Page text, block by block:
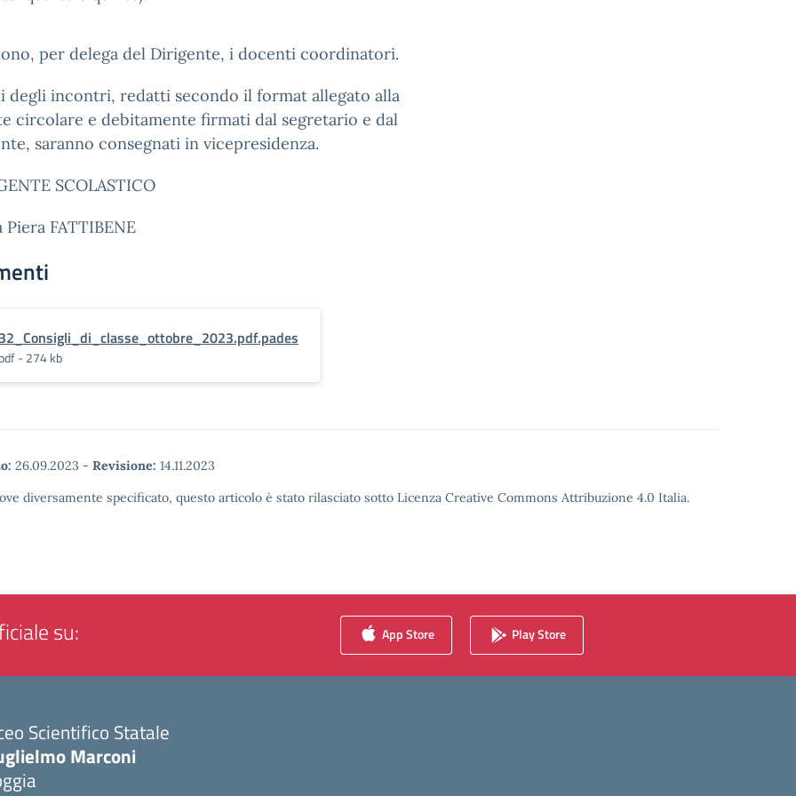
per delega del Dirigente, i docenti coordinatori.
degli incontri, redatti secondo il format allegato alla
circolare e debitamente firmati dal segretario e dal
saranno consegnati in vicepresidenza.
SCOLASTICO
Piera FATTIBENE
- 274 kb
26.09.2023 - Revisione: 14.11.2023
diversamente specificato, questo articolo è stato rilasciato sotto Licenza Creative Commons Attribuzione 4.0 Italia.
su: App Store Play Store
Scientifico Statale
Marconi